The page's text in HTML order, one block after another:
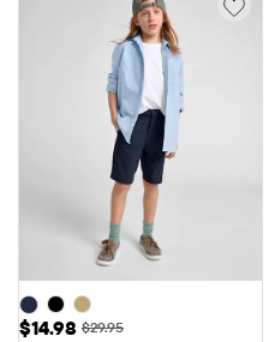
Prix ​​de vente: $14.98
$14.98 Prix ​​d'origine: $29.95
$29.95